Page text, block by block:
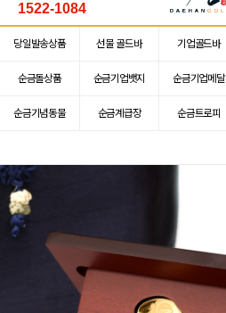
1522-1084
당일발송상품 선물 골드바 기업골드바
순금돌상품 순금기업뱃지 순금기업메달
순금기념동물 순금계급장 순금트로피